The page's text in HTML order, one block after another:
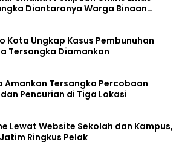
Diantaranya Warga Binaan
Kota Ungkap Kasus Pembunuhan
Tersangka Diamankan
Amankan Tersangka Percobaan
Pencurian di Tiga Lokasi
Lewat Website Sekolah dan Kampus,
Ringkus Pelak